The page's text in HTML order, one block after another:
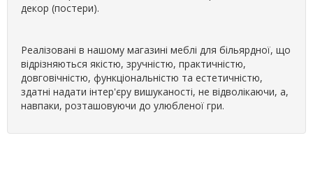
декор (постери).
Реалізовані в нашому магазині меблі для більярдної, що
відрізняються якістю, зручністю, практичністю,
довговічністю, функціональністю та естетичністю,
здатні надати інтер'єру вишуканості, не відволікаючи, а,
навпаки, розташовуючи до улюбленої гри.